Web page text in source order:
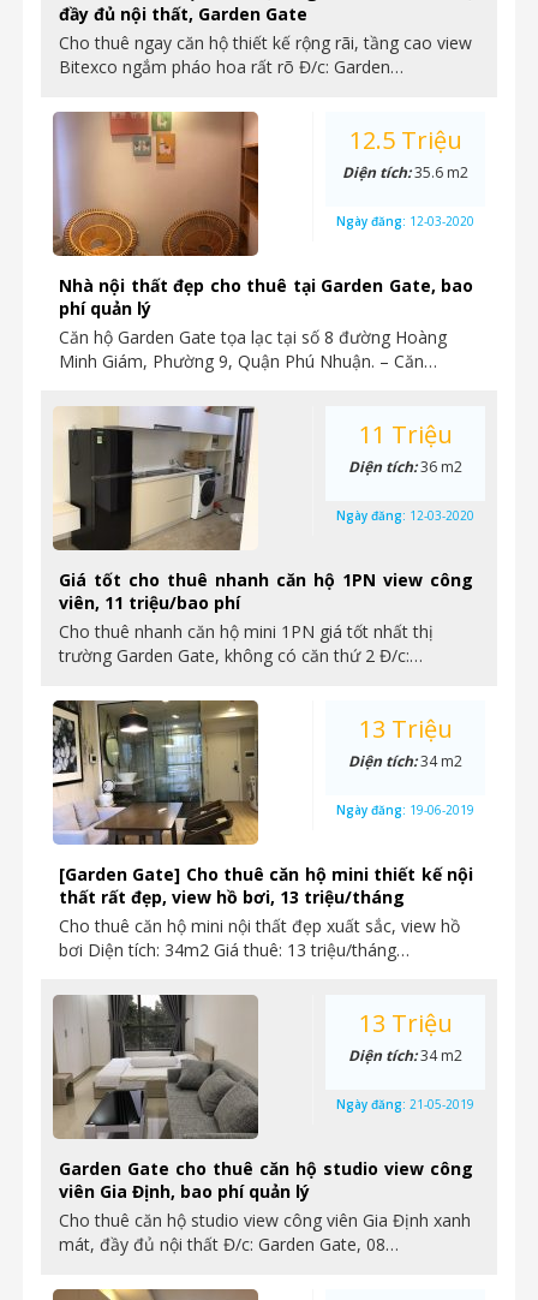
đầy đủ nội thất, Garden Gate
Cho thuê ngay căn hộ thiết kế rộng rãi, tầng cao view
Bitexco ngắm pháo hoa rất rõ Đ/c: Garden…
Nhà nội thất đẹp cho thuê tại Garden Gate, bao
phí quản lý
Căn hộ Garden Gate tọa lạc tại số 8 đường Hoàng
Minh Giám, Phường 9, Quận Phú Nhuận. – Căn…
12.5 Triệu
Diện tích:35.6 m2
Ngày đăng: 12-03-2020
Giá tốt cho thuê nhanh căn hộ 1PN view công
viên, 11 triệu/bao phí
Cho thuê nhanh căn hộ mini 1PN giá tốt nhất thị
trường Garden Gate, không có căn thứ 2 Đ/c:…
11 Triệu
Diện tích:36 m2
Ngày đăng: 12-03-2020
[Garden Gate] Cho thuê căn hộ mini thiết kế nội
thất rất đẹp, view hồ bơi, 13 triệu/tháng
Cho thuê căn hộ mini nội thất đẹp xuất sắc, view hồ
bơi Diện tích: 34m2 Giá thuê: 13 triệu/tháng…
13 Triệu
Diện tích:34 m2
Ngày đăng: 19-06-2019
Garden Gate cho thuê căn hộ studio view công
viên Gia Định, bao phí quản lý
Cho thuê căn hộ studio view công viên Gia Định xanh
mát, đầy đủ nội thất Đ/c: Garden Gate, 08…
13 Triệu
Diện tích:34 m2
Ngày đăng: 21-05-2019